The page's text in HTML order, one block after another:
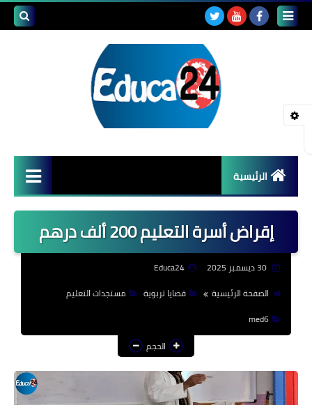
الرئيسية
أصداء المدارس
قضايا تربوية
مشاكل التعليم
مواضيع تربوية
وثائق تربوية
إقراض أسرة التعليم 200 ألف درهم
30 ديسمبر 2025
Educa24
الصفحة الرئيسية
قضايا تربوية
مستجدات التعليم
med6
الحجم